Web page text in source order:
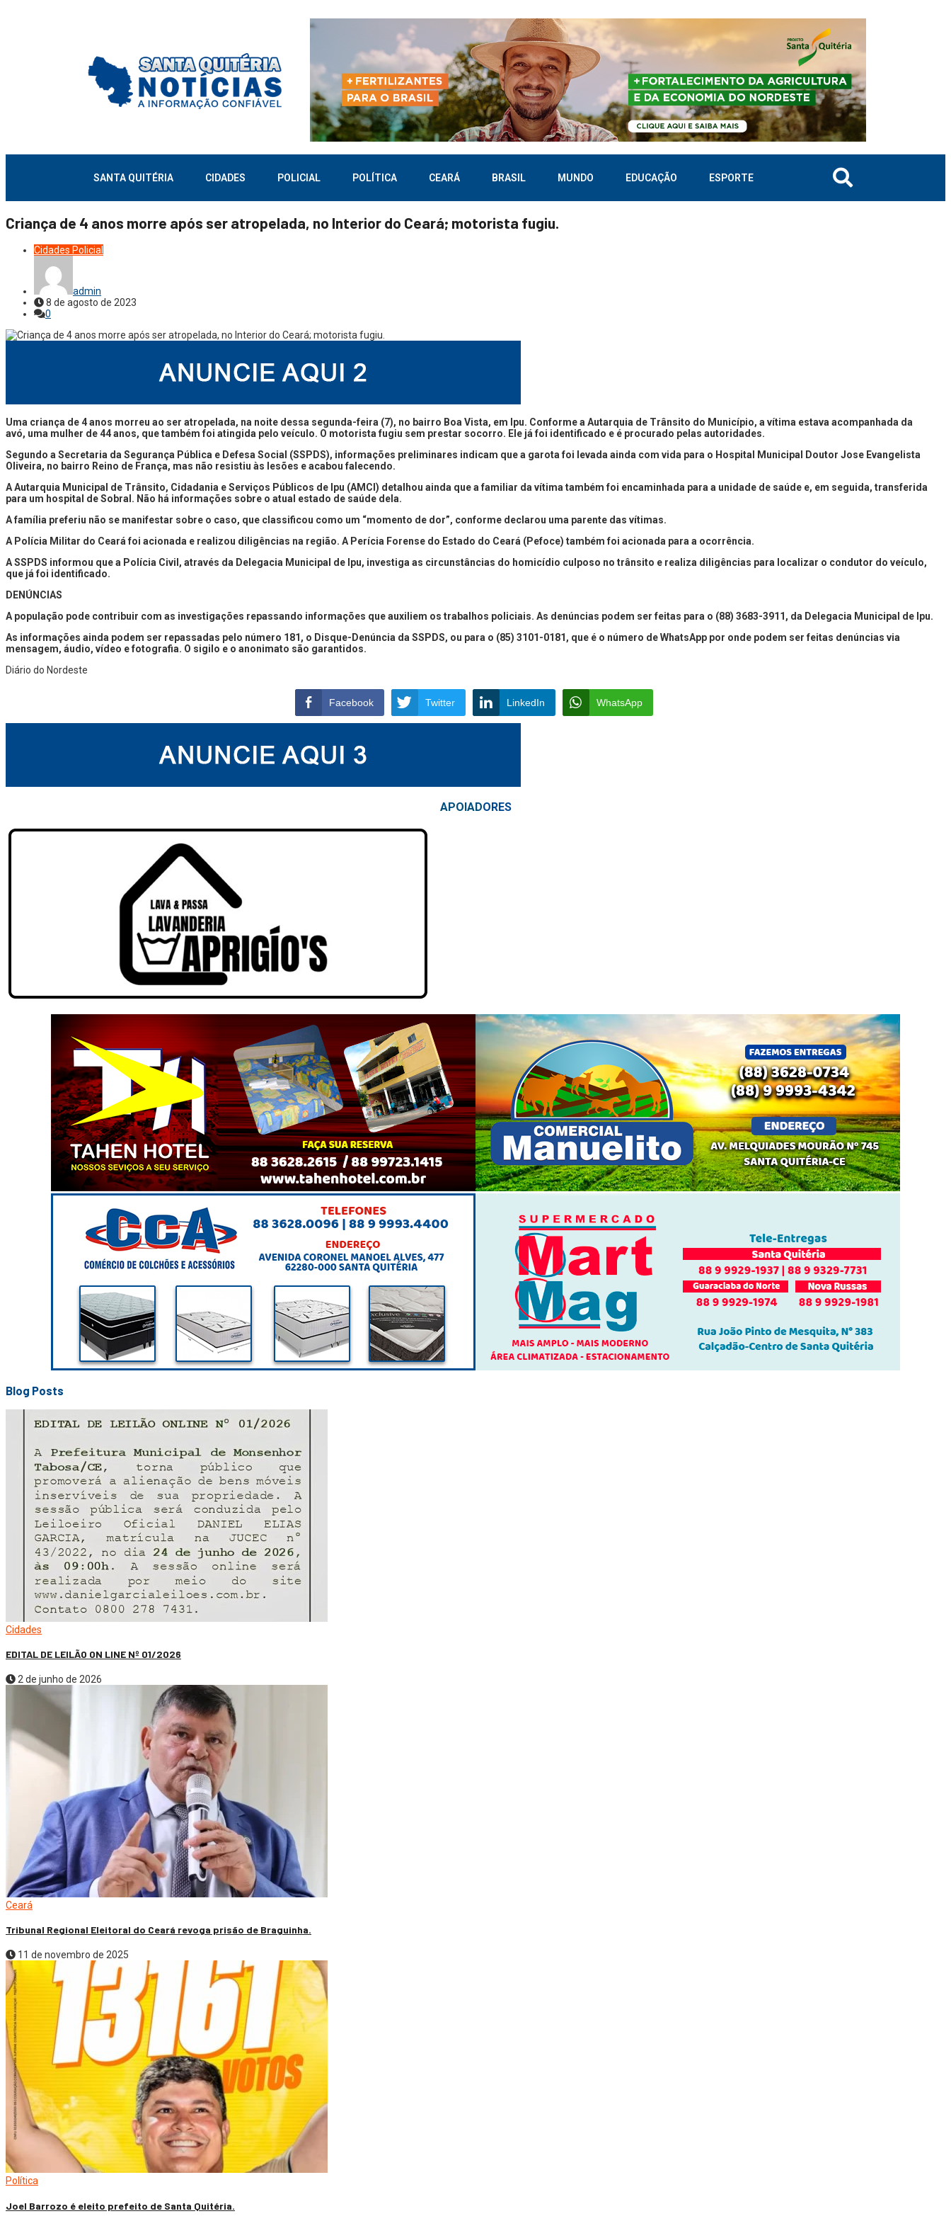
SANTA QUITÉRIA CIDADES POLICIAL POLÍTICA CEARÁ BRASIL MUNDO EDUCAÇÃO ESPORTE
Criança de 4 anos morre após ser atropelada, no Interior do Ceará; motorista fugiu.
Cidades Policial
admin
8 de agosto de 2023
0
Uma criança de 4 anos morreu ao ser atropelada, na noite dessa segunda-feira (7), no bairro Boa Vista, em Ipu. Conforme a Autarquia de Trânsito do Município, a vítima estava acompanhada da
avó, uma mulher de 44 anos, que também foi atingida pelo veículo. O motorista fugiu sem prestar socorro. Ele já foi identificado e é procurado pelas autoridades.
Segundo a Secretaria da Segurança Pública e Defesa Social (SSPDS), informações preliminares indicam que a garota foi levada ainda com vida para o Hospital Municipal Doutor Jose Evangelista
Oliveira, no bairro Reino de França, mas não resistiu às lesões e acabou falecendo.
A Autarquia Municipal de Trânsito, Cidadania e Serviços Públicos de Ipu (AMCI) detalhou ainda que a familiar da vítima também foi encaminhada para a unidade de saúde e, em seguida, transferida
para um hospital de Sobral. Não há informações sobre o atual estado de saúde dela.
A família preferiu não se manifestar sobre o caso, que classificou como um “momento de dor”, conforme declarou uma parente das vítimas.
A Polícia Militar do Ceará foi acionada e realizou diligências na região. A Perícia Forense do Estado do Ceará (Pefoce) também foi acionada para a ocorrência.
A SSPDS informou que a Polícia Civil, através da Delegacia Municipal de Ipu, investiga as circunstâncias do homicídio culposo no trânsito e realiza diligências para localizar o condutor do veículo,
que já foi identificado.
DENÚNCIAS
A população pode contribuir com as investigações repassando informações que auxiliem os trabalhos policiais. As denúncias podem ser feitas para o (88) 3683-3911, da Delegacia Municipal de Ipu.
As informações ainda podem ser repassadas pelo número 181, o Disque-Denúncia da SSPDS, ou para o (85) 3101-0181, que é o número de WhatsApp por onde podem ser feitas denúncias via
mensagem, áudio, vídeo e fotografia. O sigilo e o anonimato são garantidos.
Diário do Nordeste
Facebook Twitter LinkedIn WhatsApp
APOIADORES
Blog Posts
Cidades
EDITAL DE LEILÃO ON LINE Nº 01/2026
2 de junho de 2026
Ceará
Tribunal Regional Eleitoral do Ceará revoga prisão de Braguinha.
11 de novembro de 2025
Política
Joel Barrozo é eleito prefeito de Santa Quitéria.